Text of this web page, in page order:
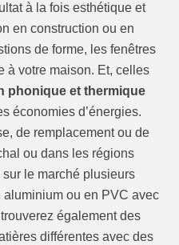
à la fois esthétique et
en construction ou en
de forme, les fenêtres
à votre maison. Et, celles
phonique et thermique
économies d’énergies.
de remplacement ou de
ou dans les régions
le marché plusieurs
ou en PVC avec
également des
différentes avec des